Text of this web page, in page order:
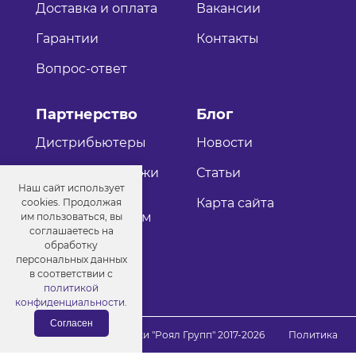
Доставка и оплата
Гарантии
Вопрос-ответ
Вакансии
Контакты
Партнерство
Дистрибьютеры
Оптовые продажи
Как стать
дистрибьютером
Блог
Новости
Статьи
Карта сайта
© Порошковые краски "Роял Групп" 2017-2026
Политика
конфиденциальности
Наш сайт использует
cookies. Продолжая
им пользоваться, вы
соглашаетесь на
обработку
персональных данных
в соответствии с
политикой
конфиденциальности.
Согласен